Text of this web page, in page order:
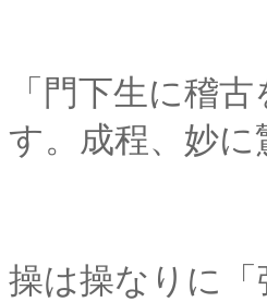
剣心は、
「門下生に稽
す。成程、妙
った
これまで
操は操なりに